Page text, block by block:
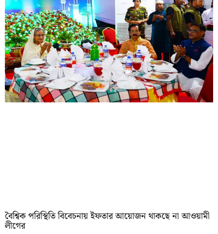
বৈশ্বিক পরিস্থিতি বিবেচনায় ইফতার আয়োজন থাকছে না আওয়ামী
লীগের